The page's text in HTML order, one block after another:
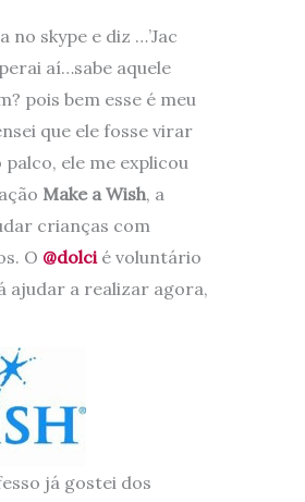
skype e diz …’Jac
aí…sabe aquele
pois bem esse é meu
que ele fosse virar
ele me explicou
Make a Wish, a
crianças com
O @dolcié voluntário
ajudar a realizar agora,
já gostei dos